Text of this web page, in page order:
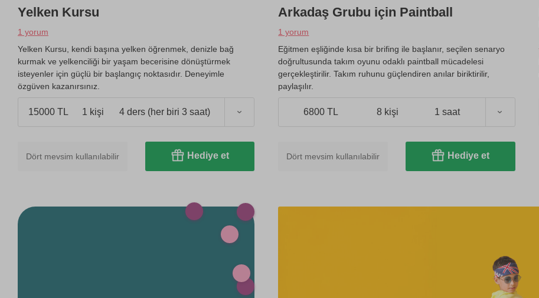
Yelken Kursu
1 yorum
Yelken Kursu, kendi başına yelken öğrenmek, denizle bağ
kurmak ve yelkenciliği bir yaşam becerisine dönüştürmek
isteyenler için güçlü bir başlangıç noktasıdır. Deneyimle
özgüven kazanırsınız.
15000 TL 1 kişi 4 ders (her biri 3 saat)
Dört mevsim kullanılabilir Hediye et
Arkadaş Grubu için Paintball
1 yorum
Eğitmen eşliğinde kısa bir brifing ile başlanır, seçilen senaryo
doğrultusunda takım oyunu odaklı paintball mücadelesi
gerçekleştirilir. Takım ruhunu güçlendiren anılar biriktirilir,
paylaşılır.
6800 TL 8 kişi 1 saat
Dört mevsim kullanılabilir Hediye et